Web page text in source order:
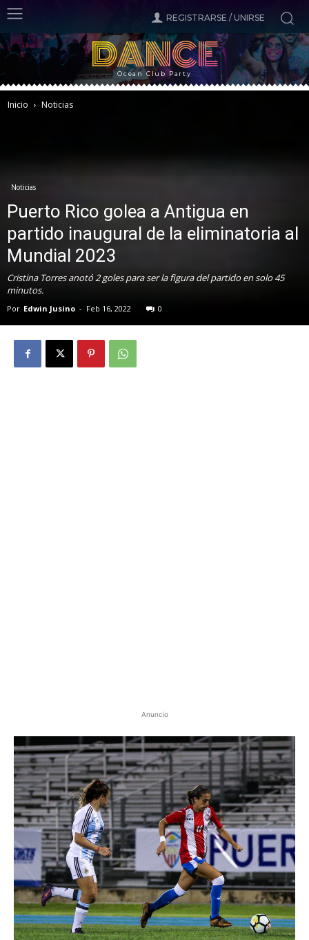
REGISTRARSE / UNIRSE
DANCE
Ocean Club Party
Inicio Noticias
Noticias
Puerto Rico golea a Antigua en
partido inaugural de la eliminatoria al
Mundial 2023
Cristina Torres anotó 2 goles para ser la figura del partido en solo 45
minutos.
Por Edwin Jusino - Feb 16, 2022 0
Anuncio